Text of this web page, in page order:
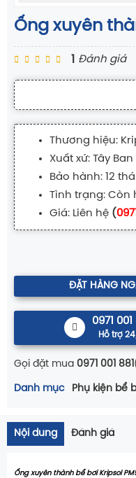
Ống xuyên
1 Đánh giá
Thương hiệu:
Xuất xứ: Tây Ban
Bảo hành: 12
Tình trạng: Còn
Giá: Liên hệ (
ĐẶT HÀNG
0971 001
Hỗ trợ
Gọi đặt mua 0971 001 881
Danh mục Phụ kiện bể
Nội dung Đánh giá
Ống xuyên thành bể bơi Kripsol